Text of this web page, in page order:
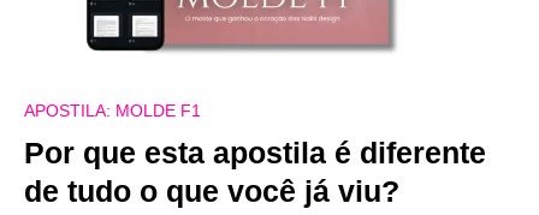
APOSTILA: MOLDE F1
Por que esta apostila é diferente
de tudo o que você já viu?